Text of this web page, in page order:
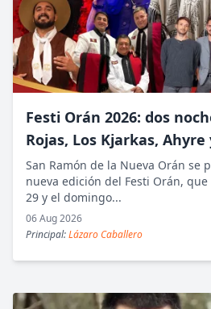
Festi Orán 2026: dos
Rojas, Los Kjarkas,
San Ramón de la Nueva Orán se
nueva edición del Festi Orán,
29 y el domingo...
06 Aug 2026
Principal:Lázaro Caballero